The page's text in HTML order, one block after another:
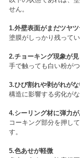
せん。
1.外壁表面がまだツヤ
塗膜がしっかり残ってい
2.チョーキング現象が
手で触っても白い粉がつ
3.ひび割れや剥がれが
構造に影響する劣化がな
4.シーリング材に弾力が
コーキング部分を押し
す。
5.色あせが軽微